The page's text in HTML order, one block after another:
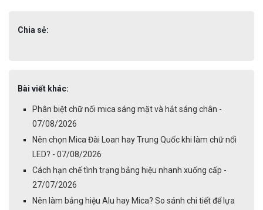
Chia sẻ:
Bài viết khác:
Phân biệt chữ nổi mica sáng mặt và hắt sáng chân -
07/08/2026
Nên chọn Mica Đài Loan hay Trung Quốc khi làm chữ nổi
LED? - 07/08/2026
Cách hạn chế tình trạng bảng hiệu nhanh xuống cấp -
27/07/2026
Nên làm bảng hiệu Alu hay Mica? So sánh chi tiết để lựa